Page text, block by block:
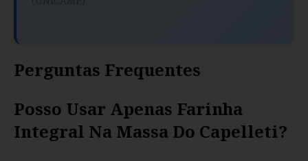
Perguntas Frequentes
Posso Usar Apenas Farinha
Integral Na Massa Do Capelleti?